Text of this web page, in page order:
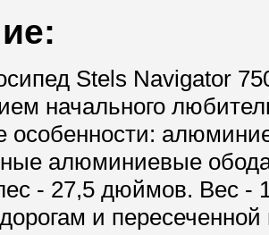
Stels Navigator
начального
особенности:
алюминиевые
- 27,5 дюймов. Вес -
и пересеченной